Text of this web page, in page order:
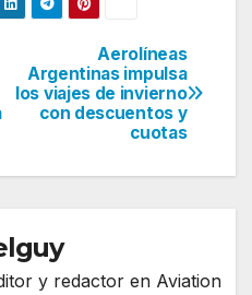
Aerolíneas
Argentinas impulsa
los viajes de invierno
con descuentos y
cuotas
y redactor en Aviation